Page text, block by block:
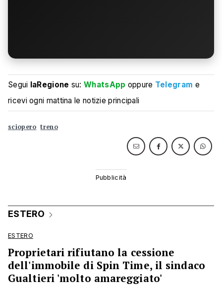
Segui laRegione su:WhatsApp oppure Telegram e
ricevi ogni mattina le notizie principali
sciopero treno
ESTERO
ESTERO
Proprietari rifiutano la cessione
dell'immobile di Spin Time, il sindaco
Gualtieri 'molto amareggiato'